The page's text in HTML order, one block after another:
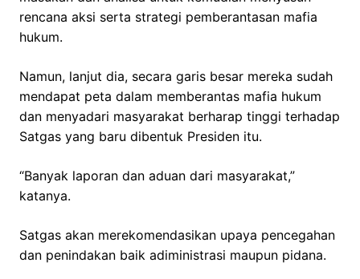
rencana aksi serta strategi pemberantasan mafia
hukum.
Namun, lanjut dia, secara garis besar mereka sudah
mendapat peta dalam memberantas mafia hukum
dan menyadari masyarakat berharap tinggi terhadap
Satgas yang baru dibentuk Presiden itu.
“Banyak laporan dan aduan dari masyarakat,”
katanya.
Satgas akan merekomendasikan upaya pencegahan
dan penindakan baik adiministrasi maupun pidana.